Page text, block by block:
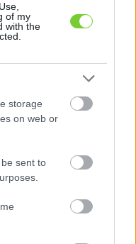
of my
with the
storage
on web or
sent to
(Caprifoliaceae)
gyéren vagy
állnak, 9